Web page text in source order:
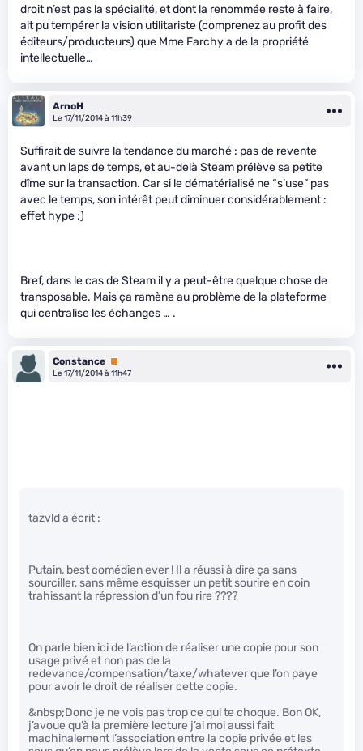
droit n’est pas la spécialité, et dont la renommée reste à faire,
ait pu tempérer la vision utilitariste (comprenez au profit des
éditeurs/producteurs) que Mme Farchy a de la propriété
intellectuelle…
ArnoH
Le 17/11/2014 à 11h39
Suffirait de suivre la tendance du marché : pas de revente
avant un laps de temps, et au-delà Steam prélève sa petite
dîme sur la transaction. Car si le dématérialisé ne “s’use” pas
avec le temps, son intérêt peut diminuer considérablement :
effet hype :)
Bref, dans le cas de Steam il y a peut-être quelque chose de
transposable. Mais ça ramène au problème de la plateforme
qui centralise les échanges … .
Constance Premium
Le 17/11/2014 à 11h47
tazvld a écrit :
Putain, best comédien ever ! Il a réussi à dire ça sans
sourciller, sans même esquisser un petit sourire en coin
trahissant la répression d’un fou rire ????
On parle bien ici de l’action de réaliser une copie pour son
usage privé et non pas de la
redevance/compensation/taxe/whatever que l’on paye
pour avoir le droit de réaliser cette copie.
&nbsp;Donc je ne vois pas trop ce qui te choque. Bon OK,
j’avoue qu’à la première lecture j’ai moi aussi fait
machinalement l’association entre la copie privée et les